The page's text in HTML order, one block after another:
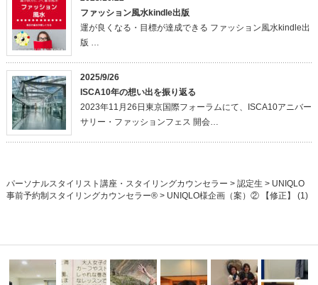
ファッション風水kindle出版
運が良くなる・目標が達成できる ファッション風水kindle出
版 …
2025/9/26
ISCA10年の想い出を振り返る
2023年11月26日東京国際フォーラムにて、ISCA10アニバー
サリー・ファッションフェス 開会…
パーソナルスタイリスト講座・スタイリングカウンセラー > 認定生 > UNIQLO
事前予約制スタイリングカウンセラー®> UNIQLO様企画（案）② 【修正】 (1)